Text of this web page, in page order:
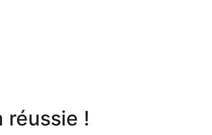
réussie !